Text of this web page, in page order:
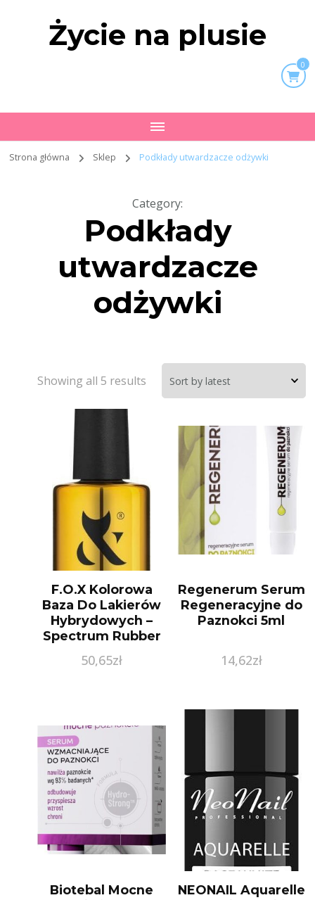
Życie na plusie
0
Strona główna Sklep Podkłady utwardzacze odżywki
Category:
Podkłady
utwardzacze
odżywki
Showing all 5 results
F.O.X Kolorowa
Baza Do Lakierów
Hybrydowych –
Spectrum Rubber
50,65zł
Regenerum Serum
Regeneracyjne do
Paznokci 5ml
14,62zł
Biotebal Mocne
NEONAIL Aquarelle